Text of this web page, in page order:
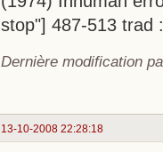
stop"] 487-513 trad
Dernière modification
13-10-2008 22:28:18